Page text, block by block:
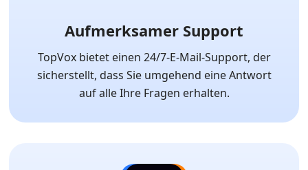
Aufmerksamer Support
TopVox bietet einen 24/7-E-Mail-Support, der
sicherstellt, dass Sie umgehend eine Antwort
auf alle Ihre Fragen erhalten.